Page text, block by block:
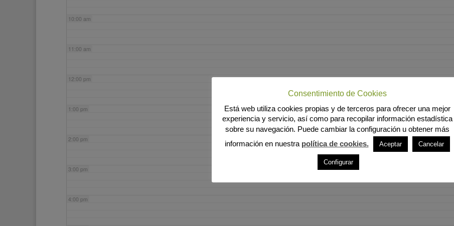
10:00 am
11:00 am
12:00 pm
1:00 pm
2:00 pm
3:00 pm
4:00 pm
Consentimiento de Cookies
Está web utiliza cookies propias y de terceros para ofrecer una mejor
experiencia y servicio, así como para recopilar información estadística
sobre su navegación. Puede cambiar la configuración u obtener más
información en nuestra política de cookies. Aceptar Cancelar
Configurar